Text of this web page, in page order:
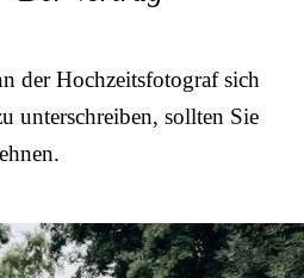
der Hochzeitsfotograf sich
unterschreiben, sollten Sie